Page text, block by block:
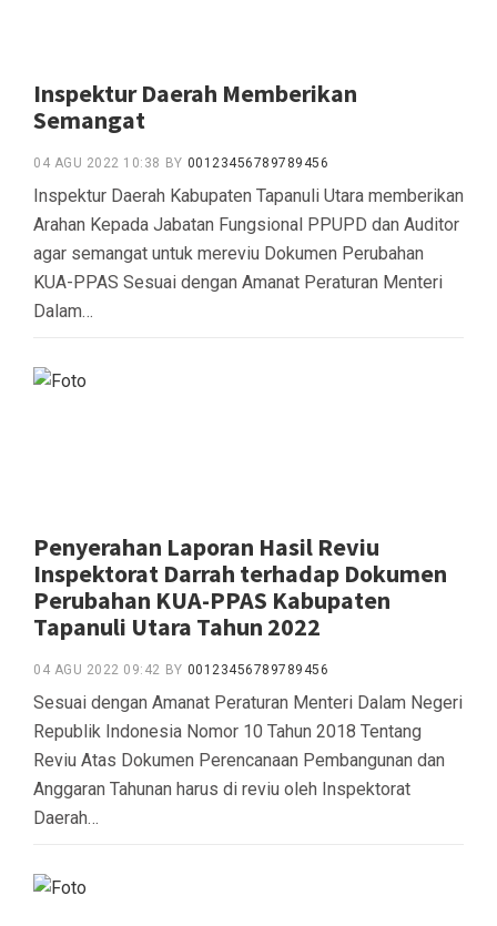
Inspektur Daerah Memberikan
Semangat
04 AGU 2022 10:38 BY 00123456789789456
Inspektur Daerah Kabupaten Tapanuli Utara memberikan
Arahan Kepada Jabatan Fungsional PPUPD dan Auditor
agar semangat untuk mereviu Dokumen Perubahan
KUA-PPAS Sesuai dengan Amanat Peraturan Menteri
Dalam…
Penyerahan Laporan Hasil Reviu
Inspektorat Darrah terhadap Dokumen
Perubahan KUA-PPAS Kabupaten
Tapanuli Utara Tahun 2022
04 AGU 2022 09:42 BY 00123456789789456
Sesuai dengan Amanat Peraturan Menteri Dalam Negeri
Republik Indonesia Nomor 10 Tahun 2018 Tentang
Reviu Atas Dokumen Perencanaan Pembangunan dan
Anggaran Tahunan harus di reviu oleh Inspektorat
Daerah…